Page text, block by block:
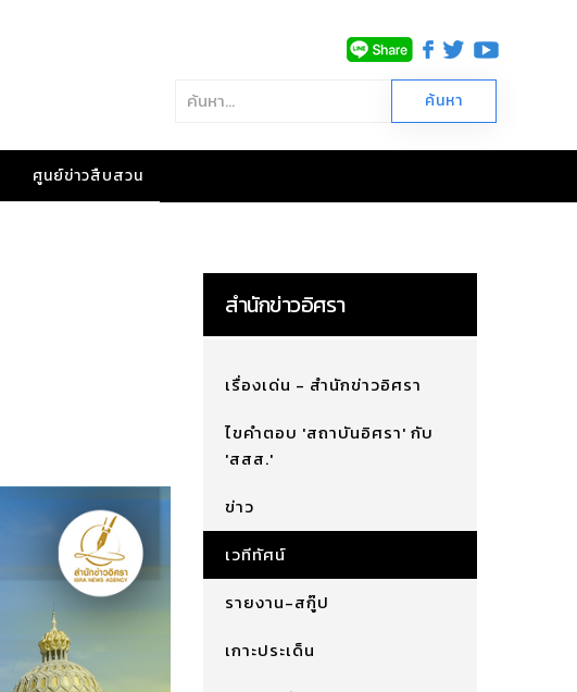
ศูนย์ข่าวสืบสวน
สำนักข่าวอิศรา
เรื่องเด่น - สำนักข่าวอิศรา
ไขคำตอบ 'สถาบันอิศรา' กับ
'สสส.'
ข่าว
เวทีทัศน์
รายงาน-สกู๊ป
เกาะประเด็น